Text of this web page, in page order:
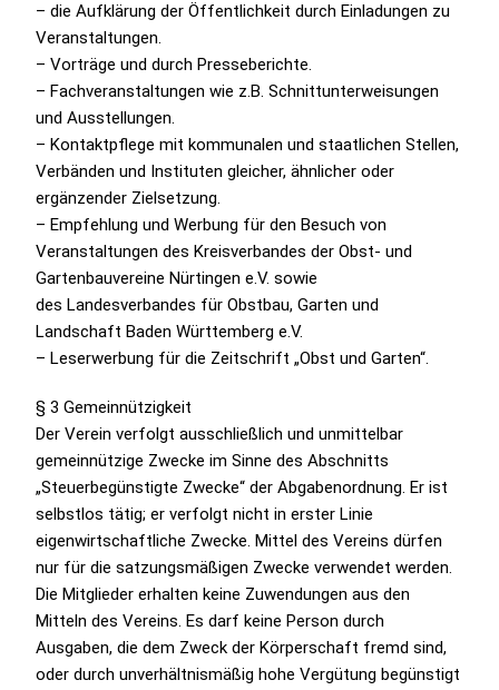
– die Aufklärung der Öffentlichkeit durch Einladungen zu
Veranstaltungen.
– Vorträge und durch Presseberichte.
– Fachveranstaltungen wie z.B. Schnittunterweisungen
und Ausstellungen.
– Kontaktpflege mit kommunalen und staatlichen Stellen,
Verbänden und Instituten gleicher, ähnlicher oder
ergänzender Zielsetzung.
– Empfehlung und Werbung für den Besuch von
Veranstaltungen des Kreisverbandes der Obst- und
Gartenbauvereine Nürtingen e.V. sowie
des Landesverbandes für Obstbau, Garten und
Landschaft Baden Württemberg e.V.
– Leserwerbung für die Zeitschrift „Obst und Garten“.
§ 3 Gemeinnützigkeit
Der Verein verfolgt ausschließlich und unmittelbar
gemeinnützige Zwecke im Sinne des Abschnitts
„Steuerbegünstigte Zwecke“ der Abgabenordnung. Er ist
selbstlos tätig; er verfolgt nicht in erster Linie
eigenwirtschaftliche Zwecke. Mittel des Vereins dürfen
nur für die satzungsmäßigen Zwecke verwendet werden.
Die Mitglieder erhalten keine Zuwendungen aus den
Mitteln des Vereins. Es darf keine Person durch
Ausgaben, die dem Zweck der Körperschaft fremd sind,
oder durch unverhältnismäßig hohe Vergütung begünstigt